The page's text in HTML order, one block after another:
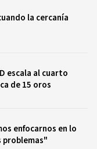
la cercanía
escala al cuarto
de 15 oros
enfocarnos en lo
problemas"